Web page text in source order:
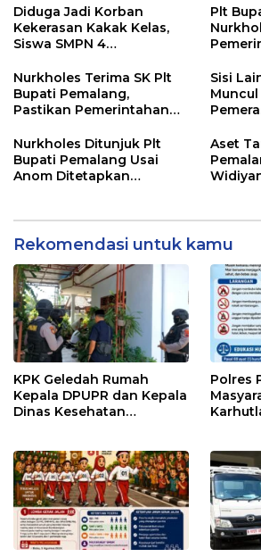
HUT RI ke-81
Desa
Diduga Jadi Korban
Kekerasan Kakak Kelas,
Siswa SMPN 4
Dunia
Plt
Nurkholes Terima SK Plt
Bupati Pemalang,
Pastikan Pemerintahan
Sisi
Nurkholes Ditunjuk Plt
Bupati Pemalang Usai
Anom Ditetapkan
Aset
Rekomendasi untuk kamu
KPK Geledah Rumah
Kepala DPUPR dan Kepala
Dinas Kesehatan
Polres